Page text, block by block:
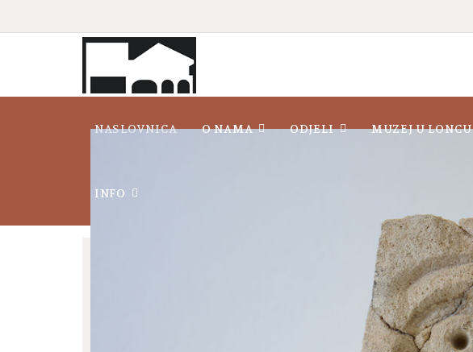
NASLOVNICA O NAMA ODJELI MUZEJ U LONCU
INFO